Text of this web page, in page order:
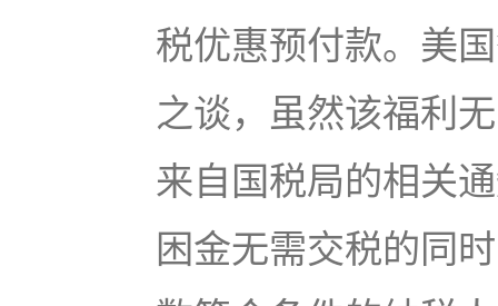
税优惠预付款。美
之谈，虽然该福利
来自国税局的相关
困金无需交税的同